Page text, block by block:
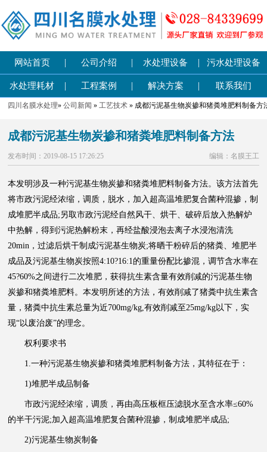
网站首页 | 公司介绍 | 水处理设备 | 污水处理设备
水处理耗材 | 工程案例 | 解决方案 | 联系我们
四川名膜水处理»公司新闻 »工艺技术 » 成都污泥基生物炭掺和猪粪堆肥料制备方
成都污泥基生物炭掺和猪粪堆肥料制备方法
发布时间：2019-08-15 17:26:25 编辑：名膜王工
本发明涉及一种污泥基生物炭掺和猪粪堆肥料制备方法。该方法首先
将市政污泥经浓缩，调质，脱水，加入超高温堆肥复合菌种混掺，制
成堆肥半成品;另取市政污泥经自然风干、烘干、破碎后放入热解炉
中热解，得到污泥热解粉末，再经盐酸浸泡去离子水浸泡清洗
20min，过滤后烘干制成污泥基生物炭;将晒干粉碎后的猪粪、堆肥半
成品及污泥基生物炭按照4:10?16:1的重量份配比掺混，调节含水率在
45?60%之间进行二次堆肥，获得抗生素含量有效削减的污泥基生物
炭掺和猪粪堆肥料。本发明所述的方法，有效削减了猪粪中抗生素含
量，猪粪中抗生素总量为近700mg/kg,有效削减至25mg/kg以下，实
现“以废治废”的理念。
权利要求书
1.一种污泥基生物炭掺和猪粪堆肥料制备方法，其特征在于：
1)堆肥半成品制备
市政污泥经浓缩，调质，再由高压板框压滤脱水至含水率≤60%
的半干污泥;加入超高温堆肥复合菌种混掺，制成堆肥半成品;
2)污泥基生物炭制备